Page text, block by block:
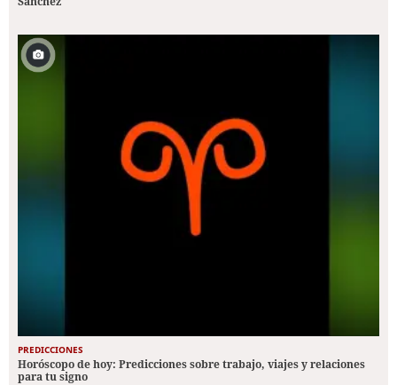
PREDICCIONES
Horóscopo de hoy: Predicciones sobre trabajo, viajes y relaciones
para tu signo